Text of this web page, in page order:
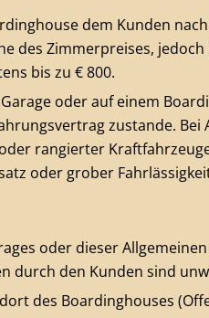
dem Kunden
des Zimmerpreises,
bis zu € 800.
oder auf einem
zustande.
rangierter
oder grober
oder dieser
durch den Kunden sind
des Boardinghouses